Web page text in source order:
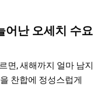
어난 오세치 수요
면, 새해까지 얼마 남
찬합에 정성스럽게